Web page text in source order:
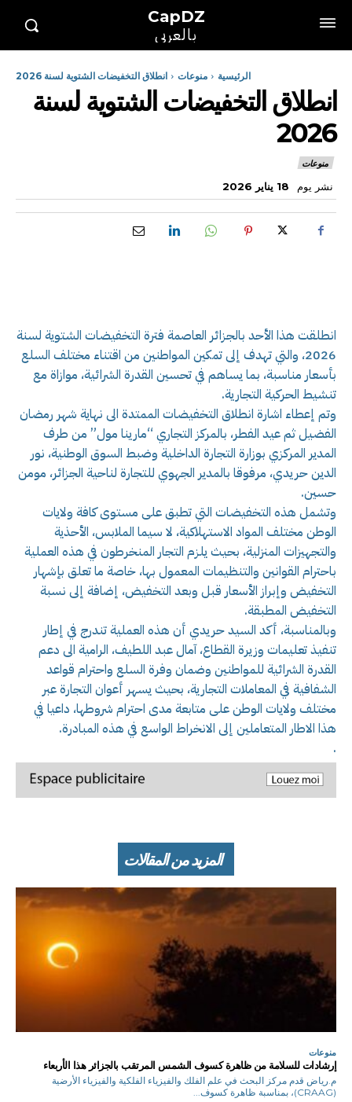
CapDZ
بالعربي
الرئيسية منوعات انطلاق التخفيضات الشتوية لسنة 2026
انطلاق التخفيضات الشتوية لسنة
2026
منوعات
نشر يوم 18 يناير 2026
انطلقت هذا الأحد بالجزائر العاصمة فترة التخفيضات الشتوية لسنة
2026، والتي تهدف إلى تمكين المواطنين من اقتناء مختلف السلع
بأسعار مناسبة، بما يساهم في تحسين القدرة الشرائية، موازاة مع
تنشيط الحركية التجارية.
وتم إعطاء اشارة انطلاق التخفيضات الممتدة الى نهاية شهر رمضان
الفضيل ثم عيد الفطر، بالمركز التجاري “مارينا مول” من طرف
المدير المركزي بوزارة التجارة الداخلية وضبط السوق الوطنية، نور
الدين حريدي، مرفوقا بالمدير الجهوي للتجارة لناحية الجزائر، مومن
حسين.
وتشمل هذه التخفيضات التي تطبق على مستوى كافة ولايات
الوطن مختلف المواد الاستهلاكية، لا سيما الملابس، الأحذية
والتجهيزات المنزلية، بحيث يلزم التجار المنخرطون في هذه العملية
باحترام القوانين والتنظيمات المعمول بها، خاصة ما تعلق بإشهار
التخفيض وإبراز الأسعار قبل وبعد التخفيض، إضافة إلى نسبة
التخفيض المطبقة.
وبالمناسبة، أكد السيد حريدي أن هذه العملية تندرج في إطار
تنفيذ تعليمات وزيرة القطاع، آمال عبد اللطيف، الرامية الى دعم
القدرة الشرائية للمواطنين وضمان وفرة السلع واحترام قواعد
الشفافية في المعاملات التجارية، بحيث يسهر أعوان التجارة عبر
مختلف ولايات الوطن على متابعة مدى احترام شروطها، داعيا في
هذا الاطار المتعاملين إلى الانخراط الواسع في هذه المبادرة.
.
المزيد من المقالات
منوعات
إرشادات للسلامة من ظاهرة كسوف الشمس المرتقب بالجزائر هذا الأربعاء
م.رياض قدم مركز البحث في علم الفلك والفيزياء الفلكية والفيزياء الأرضية
(CRAAG)، بمناسبة ظاهرة كسوف...